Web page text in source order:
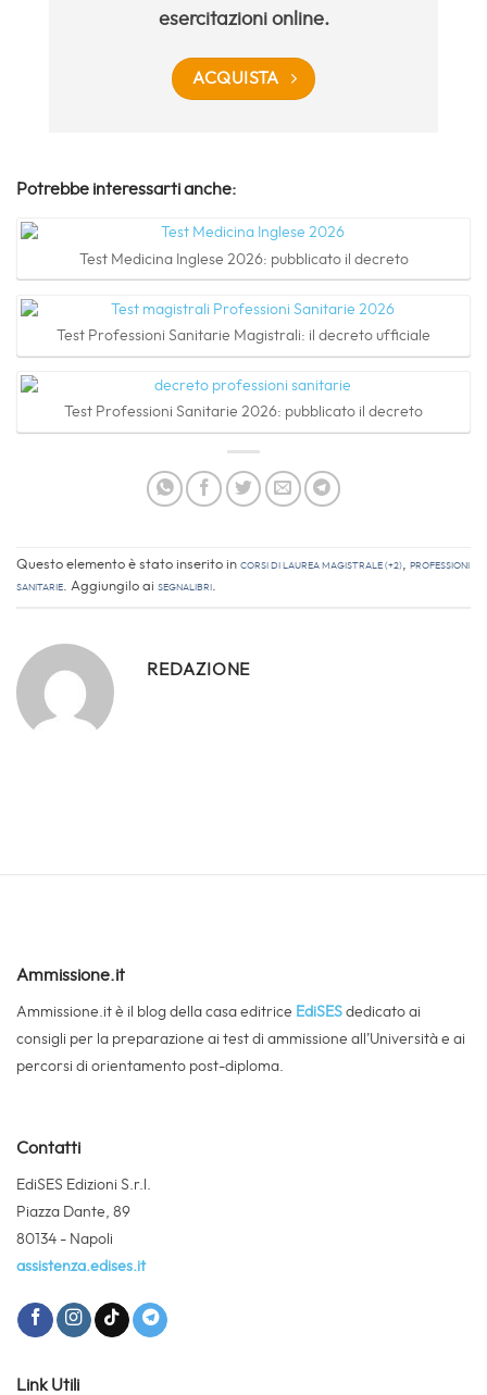
esercitazioni online.
ACQUISTA
Potrebbe interessarti anche:
Test Medicina Inglese 2026: pubblicato il decreto
Test Professioni Sanitarie Magistrali: il decreto ufficiale
Test Professioni Sanitarie 2026: pubblicato il decreto
Questo elemento è stato inserito in Corsi di laurea magistrale (+2), Professioni
sanitarie. Aggiungilo ai segnalibri.
REDAZIONE
Ammissione.it
Ammissione.it è il blog della casa editrice EdiSES dedicato ai
consigli per la preparazione ai test di ammissione all’Università e ai
percorsi di orientamento post-diploma.
Contatti
EdiSES Edizioni S.r.l.
Piazza Dante, 89
80134 - Napoli
assistenza.edises.it
Link Utili